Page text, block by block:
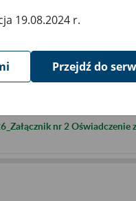
nr 1 Klauzula
nr 2
19.08.2024 r.
Przejdź do